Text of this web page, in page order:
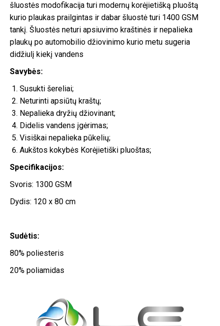
šluostės modofikacija turi modernų korėjietišką pluoštą
kurio plaukas prailgintas ir dabar šluostė turi 1400 GSM
tankį. Šluostės neturi apsiuvimo kraštinės ir nepalieka
plaukų po automobilio džiovinimo kurio metu sugeria
didžiulį kiekį vandens
Savybės:
Susukti šereliai;
Neturinti apsiūtų kraštų;
Nepalieka dryžių džiovinant;
Didelis vandens įgėrimas;
Visiškai nepalieka pūkelių;
Aukštos kokybės Korėjietiški pluoštas;
Specifikacijos:
Svoris: 1300 GSM
Dydis: 120 x 80 cm
Sudėtis:
80% poliesteris
20% poliamidas